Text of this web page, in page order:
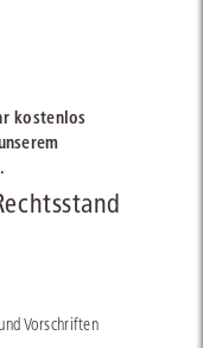
kostenlos
Vorschriften